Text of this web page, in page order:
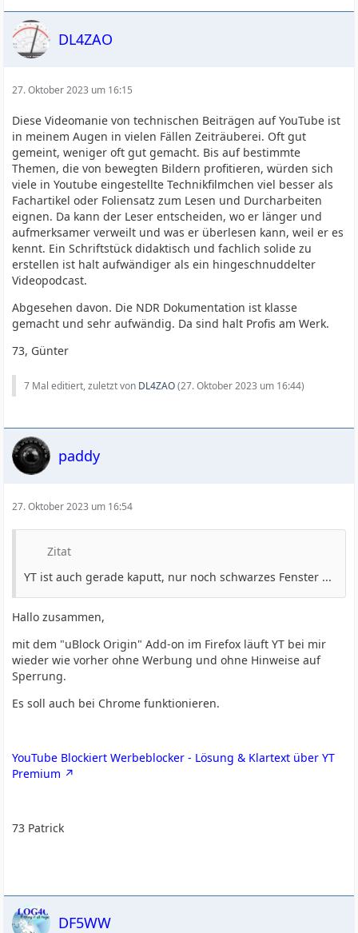
DL4ZAO
27. Oktober 2023 um 16:15
Diese Videomanie von technischen Beiträgen auf YouTube ist
in meinem Augen in vielen Fällen Zeiträuberei. Oft gut
gemeint, weniger oft gut gemacht. Bis auf bestimmte
Themen, die von bewegten Bildern profitieren, würden sich
viele in Youtube eingestellte Technikfilmchen viel besser als
Fachartikel oder Foliensatz zum Lesen und Durcharbeiten
eignen. Da kann der Leser entscheiden, wo er länger und
aufmerksamer verweilt und was er überlesen kann, weil er es
kennt. Ein Schriftstück didaktisch und fachlich solide zu
erstellen ist halt aufwändiger als ein hingeschnuddelter
Videopodcast.
Abgesehen davon. Die NDR Dokumentation ist klasse
gemacht und sehr aufwändig. Da sind halt Profis am Werk.
73, Günter
7 Mal editiert, zuletzt von DL4ZAO(27. Oktober 2023 um 16:44)
paddy
27. Oktober 2023 um 16:54
Zitat
YT ist auch gerade kaputt, nur noch schwarzes Fenster ...
Hallo zusammen,
mit dem "uBlock Origin" Add-on im Firefox läuft YT bei mir
wieder wie vorher ohne Werbung und ohne Hinweise auf
Sperrung.
Es soll auch bei Chrome funktionieren.
YouTube Blockiert Werbeblocker - Lösung & Klartext über YT
Premium
73 Patrick
DF5WW